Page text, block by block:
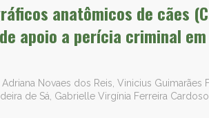
anatômicos de cães
apoio a perícia criminal
Novaes dos Reis, Vinicius Guimarães
de Sá, Gabrielle Virgínia Ferreira Cardoso